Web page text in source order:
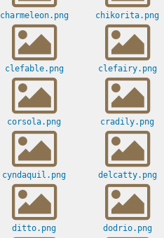
charmeleon.png chikorita.png
clefable.png clefairy.png
corsola.png cradily.png
cyndaquil.png delcatty.png
ditto.png dodrio.png